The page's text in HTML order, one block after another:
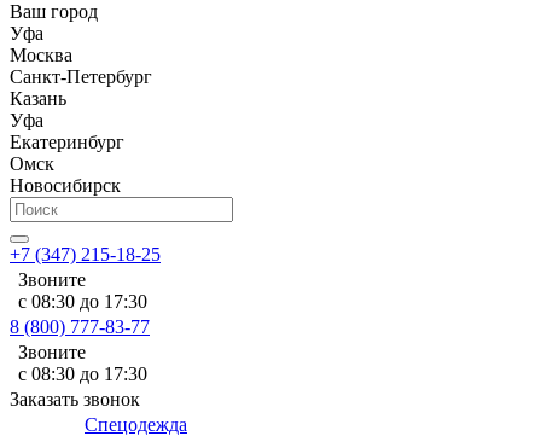
Ваш город
Уфа
Москва
Санкт-Петербург
Казань
Уфа
Екатеринбург
Омск
Новосибирск
+7 (347) 215-18-25
Звоните
с 08:30 до 17:30
8 (800) 777-83-77
Звоните
с 08:30 до 17:30
Заказать звонок
Спецодежда